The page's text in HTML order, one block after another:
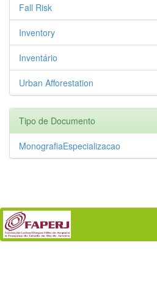
Fall Risk
Inventory
Inventário
Urban Afforestation
Tipo de Documento
MonografiaEspecializacao